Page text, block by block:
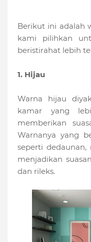
Berikut ini adalah
kami pilihkan
beristirahat lebih
1. Hijau
Warna hijau
kamar yang
memberikan
Warnanya yang
seperti dedaunan,
menjadikan
dan rileks.